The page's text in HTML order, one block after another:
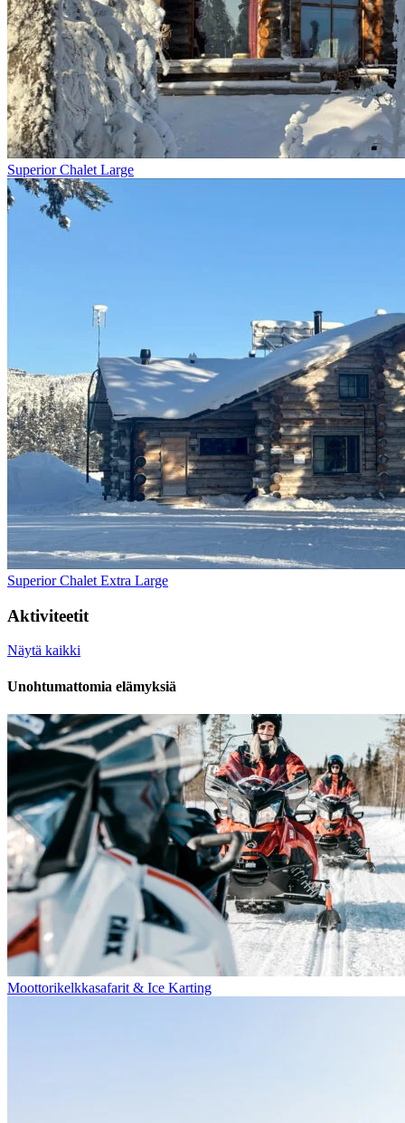
Superior Chalet Large
Superior Chalet Extra Large
Aktiviteetit
Näytä kaikki
Unohtumattomia elämyksiä
Moottorikelkkasafarit & Ice Karting